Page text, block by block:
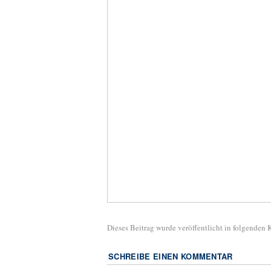
Dieses Beitrag wurde veröffentlicht in folgenden
SCHREIBE EINEN KOMMENTAR